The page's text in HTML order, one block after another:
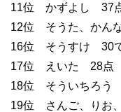
11位 かずよし 37
12位 そうた、かん
16位 そうすけ 30
17位 えいた 28点
18位 そういちろう
19位 さんご、りお